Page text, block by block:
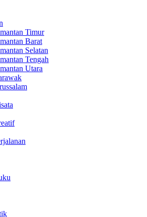
Timur
Barat
Selatan
Tengah
Utara